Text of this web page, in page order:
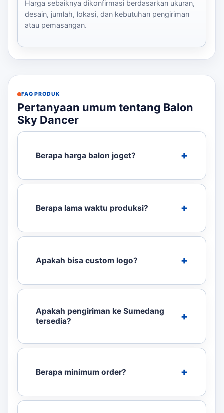
Harga sebaiknya dikonfirmasi berdasarkan ukuran,
desain, jumlah, lokasi, dan kebutuhan pengiriman
atau pemasangan.
FAQ PRODUK
Pertanyaan umum tentang Balon
Sky Dancer
Berapa harga balon joget?
Berapa lama waktu produksi?
Apakah bisa custom logo?
Apakah pengiriman ke Sumedang
tersedia?
Berapa minimum order?